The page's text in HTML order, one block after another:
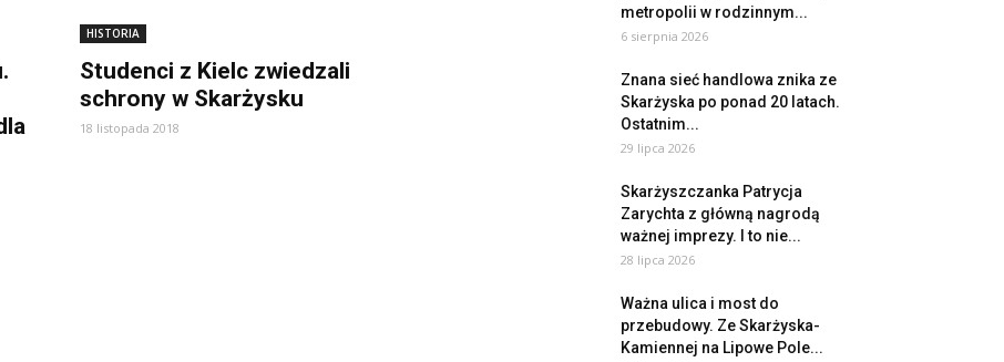
HISTORIA
Studenci z Kielc zwiedzali
schrony w Skarżysku
18 listopada 2018
metropolii w rodzinnym...
6 sierpnia 2026
Znana sieć handlowa znika ze
Skarżyska po ponad 20 latach.
Ostatnim...
29 lipca 2026
Skarżyszczanka Patrycja
Zarychta z główną nagrodą
ważnej imprezy. I to nie...
28 lipca 2026
Ważna ulica i most do
przebudowy. Ze Skarżyska-
Kamiennej na Lipowe Pole...